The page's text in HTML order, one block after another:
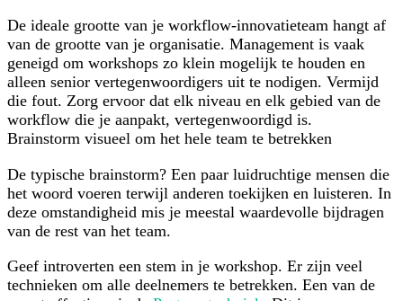
De ideale grootte van je workflow-innovatieteam hangt af
van de grootte van je organisatie. Management is vaak
geneigd om workshops zo klein mogelijk te houden en
alleen senior vertegenwoordigers uit te nodigen. Vermijd
die fout. Zorg ervoor dat elk niveau en elk gebied van de
workflow die je aanpakt, vertegenwoordigd is.
Brainstorm visueel om het hele team te betrekken
De typische brainstorm? Een paar luidruchtige mensen die
het woord voeren terwijl anderen toekijken en luisteren. In
deze omstandigheid mis je meestal waardevolle bijdragen
van de rest van het team.
Geef introverten een stem in je workshop. Er zijn veel
technieken om alle deelnemers te betrekken. Een van de